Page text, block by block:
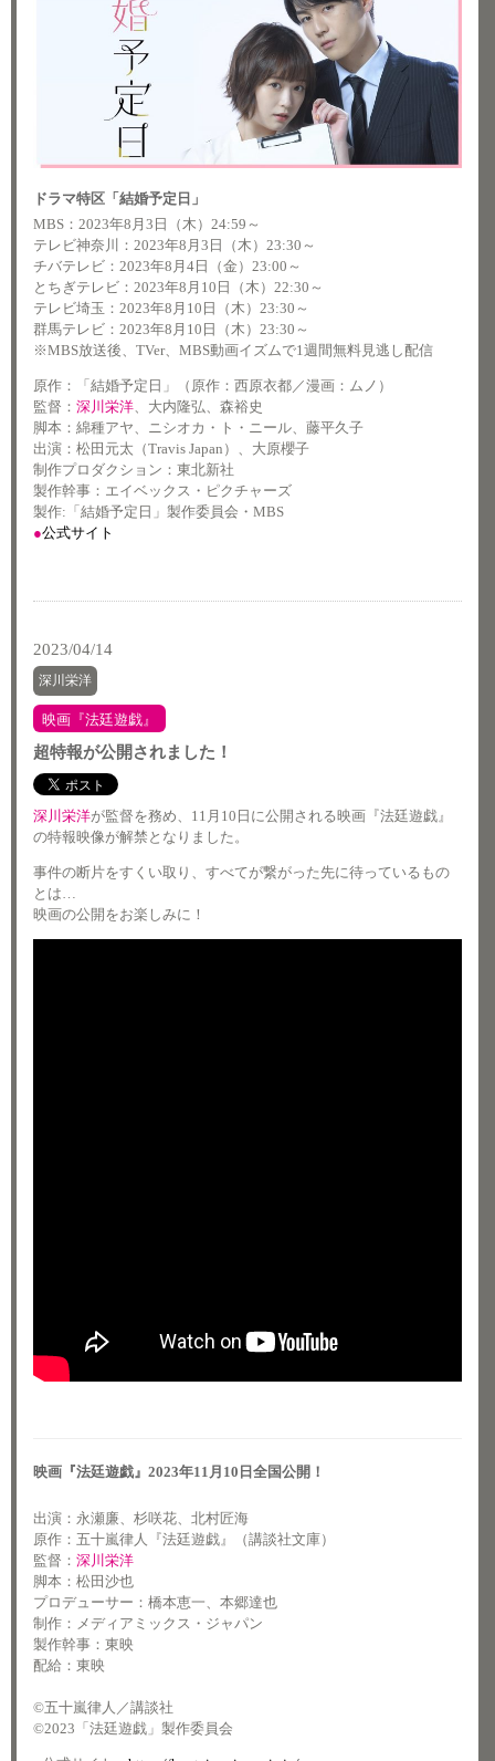
ドラマ特区「結婚予定日」
MBS：2023年8月3日（木）24:59～
テレビ神奈川：2023年8月3日（木）23:30～
チバテレビ：2023年8月4日（金）23:00～
とちぎテレビ：2023年8月10日（木）22:30～
テレビ埼玉：2023年8月10日（木）23:30～
群馬テレビ：2023年8月10日（木）23:30～
※MBS放送後、TVer、MBS動画イズムで1週間無料見逃し配信
原作：「結婚予定日」（原作：西原衣都／漫画：ムノ）
監督： 深川栄洋 、大内隆弘、森裕史
脚本：綿種アヤ、ニシオカ・ト・ニール、藤平久子
出演：松田元太（Travis Japan）、大原櫻子
制作プロダクション：東北新社
製作幹事：エイベックス・ピクチャーズ
製作: 「結婚予定日」製作委員会・ MBS
●公式サイト
2023/04/14
深川栄洋
映画『法廷遊戯』
超特報が公開されました！
深川栄洋が監督を務め、11月10日に公開される映画『法廷遊戯』
の特報映像が解禁となりました。
事件の断片をすくい取り、すべてが繋がった先に待っているもの
とは…
映画の公開をお楽しみに！
映画『法廷遊戯』2023年11月10日全国公開！
出演：永瀬廉、杉咲花、北村匠海
原作：五十嵐律人『法廷遊戯』（講談社文庫）
監督： 深川栄洋
脚本：松田沙也
プロデューサー：橋本恵一、本郷達也
制作：メディアミックス・ジャパン
製作幹事：東映
配給：東映
©五十嵐律人／講談社
©2023「法廷遊戯」製作委員会